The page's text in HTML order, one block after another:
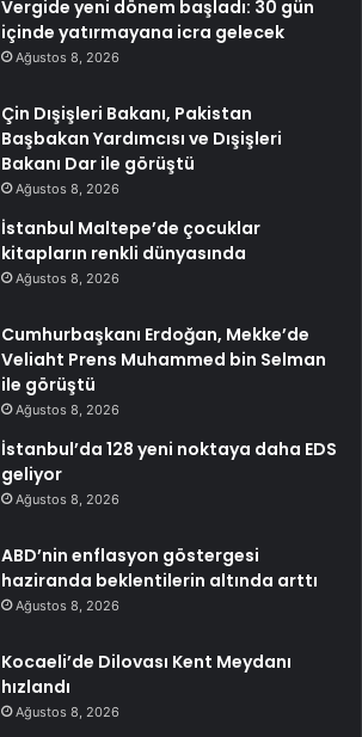
Vergide yeni dönem başladı: 30 gün
içinde yatırmayana icra gelecek
Ağustos 8, 2026
Çin Dışişleri Bakanı, Pakistan
Başbakan Yardımcısı ve Dışişleri
Bakanı Dar ile görüştü
Ağustos 8, 2026
İstanbul Maltepe’de çocuklar
kitapların renkli dünyasında
Ağustos 8, 2026
Cumhurbaşkanı Erdoğan, Mekke’de
Veliaht Prens Muhammed bin Selman
ile görüştü
Ağustos 8, 2026
İstanbul’da 128 yeni noktaya daha EDS
geliyor
Ağustos 8, 2026
ABD’nin enflasyon göstergesi
haziranda beklentilerin altında arttı
Ağustos 8, 2026
Kocaeli’de Dilovası Kent Meydanı
hızlandı
Ağustos 8, 2026